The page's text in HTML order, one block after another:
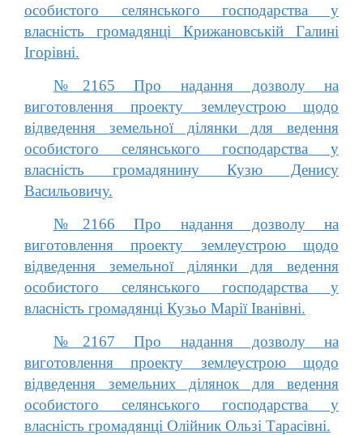
особистого селянського господарства у
власність громадянці Крижановській Галині
Ігорівні.
№2165 Про надання дозволу на
виготовлення проекту землеустрою щодо
відведення земельної ділянки для ведення
особистого селянського господарства у
власність громадянину Кузю Денису
Васильовичу.
№2166 Про надання дозволу на
виготовлення проекту землеустрою щодо
відведення земельної ділянки для ведення
особистого селянського господарства у
власність громадянці Кузьо Марії Іванівні.
№2167 Про надання дозволу на
виготовлення проекту землеустрою щодо
відведення земельних ділянок для ведення
особистого селянського господарства у
власність громадянці Олійник Ользі Тарасівні.